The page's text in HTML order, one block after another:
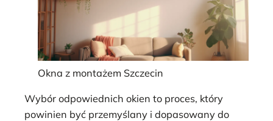
Okna z montażem Szczecin
Wybór odpowiednich okien to proces, który
powinien być przemyślany i dopasowany do